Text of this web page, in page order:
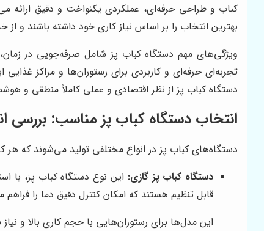
کباب و طراحی حرفه‌ای، عملکردی یکنواخت و دقیق ارائه
بهترین انتخاب را بر اساس نیاز کاری خود داشته باشند و
ویژگی‌های مهم دستگاه کباب پز شامل صرفه‌جویی در
تجربه‌ای حرفه‌ای و کاربردی برای رستوران‌ها و مراکز
دستگاه کباب پز از نظر اقتصادی و عملی کاملاً منطقی و
انتخاب دستگاه کباب پز مناسب: بررسی
دستگاه‌های کباب پز در انواع مختلفی تولید می‌شوند که هر
دستگاه کباب پز گازی: این نوع دستگاه کباب پز، با
قابل تنظیم هستند که امکان کنترل دقیق دما را فراهم
این مدل‌ها برای رستوران‌هایی با حجم کاری بالا و